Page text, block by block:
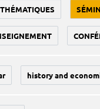
history and